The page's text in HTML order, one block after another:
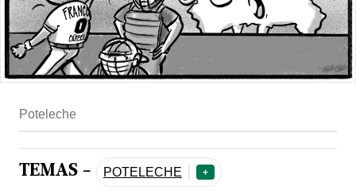
Poteleche
TEMAS - POTELECHE +